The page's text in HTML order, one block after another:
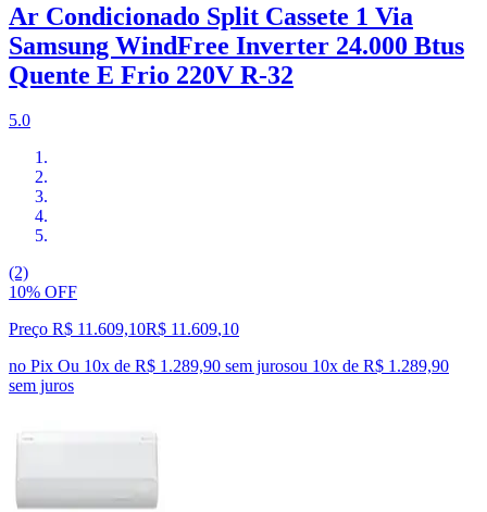
Ar Condicionado Split Cassete 1 Via
Samsung WindFree Inverter 24.000 Btus
Quente E Frio 220V R-32
5.0
(2)
10% OFF
Preço R$ 11.609,10R$ 11.609,10
no Pix Ou 10x de R$ 1.289,90 sem jurosou 10x de R$ 1.289,90
sem juros